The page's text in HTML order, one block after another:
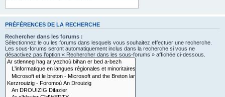
PRÉFÉRENCES DE LA RECHERCHE
Rechercher dans les forums :
Sélectionnez le ou les forums dans lesquels vous souhaitez effectuer une recherche.
Les sous-forums seront automatiquement inclus dans la recherche si vous ne
désactivez pas l’option « Rechercher dans les sous-forums » affichée ci-dessous.